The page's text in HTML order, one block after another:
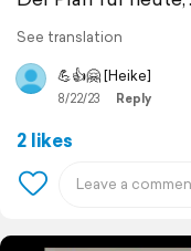
See translation
💪👍🤗 [Heike]
8/22/23 Reply
2 likes